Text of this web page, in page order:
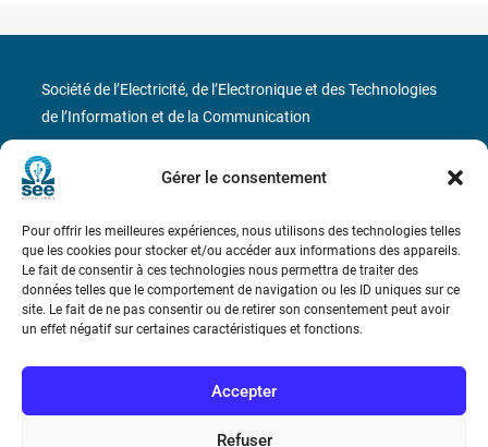
Gérer le consentement
Pour offrir les meilleures expériences, nous utilisons des technologies telles
que les cookies pour stocker et/ou accéder aux informations des appareils.
Le fait de consentir à ces technologies nous permettra de traiter des
données telles que le comportement de navigation ou les ID uniques sur ce
site. Le fait de ne pas consentir ou de retirer son consentement peut avoir
un effet négatif sur certaines caractéristiques et fonctions.
Accepter
Refuser
Bicentenaire des découvertes d’André-
Marie Ampère
Société de l’Electricité, de l’Electronique et des Technologies
de l’Information et de la Communication
17 rue de l’Amiral Hamelin
Téléphone : (+33) 1 56 90 37 17
N° de SIREN : 785 393 232, Code APE : 9412Z TVA intra-
communautaire : FR44 785 393 232